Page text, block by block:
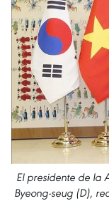
El presidente de la
Byeong-seug (D),